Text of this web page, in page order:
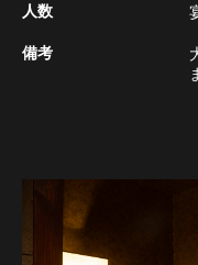
人数
備考